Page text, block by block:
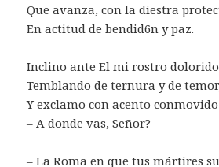
Que avanza, con la diestra
En actitud de bendid6n y paz.
Inclino ante El mi rostro dolorido
Temblando de ternura y de
Y exclamo con acento
– A donde vas, Señor?
– La Roma en que tus mártires